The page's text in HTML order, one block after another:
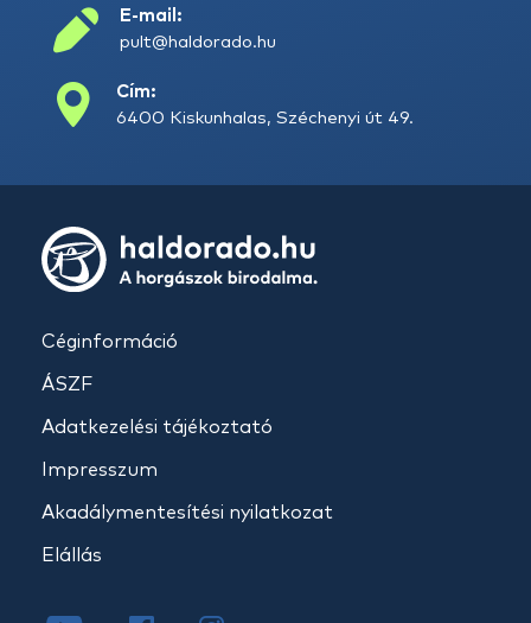
E-mail:
pult@haldorado.hu
Cím:
6400 Kiskunhalas, Széchenyi út 49.
Céginformáció
ÁSZF
Adatkezelési tájékoztató
Impresszum
Akadálymentesítési nyilatkozat
Elállás